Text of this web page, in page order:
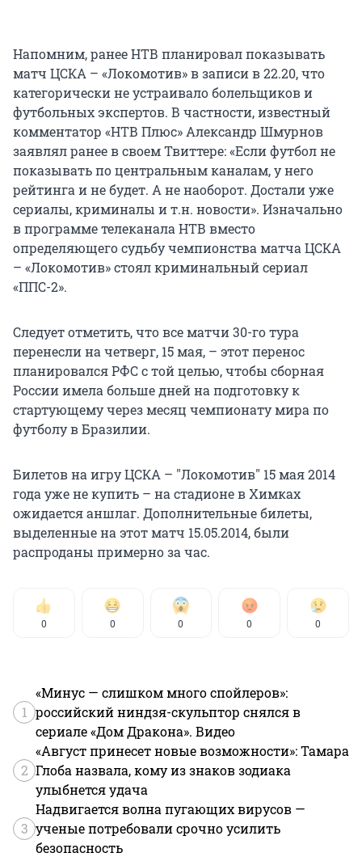
Напомним, ранее НТВ планировал показывать
матч ЦСКА – «Локомотив» в записи в 22.20, что
категорически не устраивало болельщиков и
футбольных экспертов. В частности, известный
комментатор «НТВ Плюс» Александр Шмурнов
заявлял ранее в своем Твиттере: «Если футбол не
показывать по центральным каналам, у него
рейтинга и не будет. А не наоборот. Достали уже
сериалы, криминалы и т.н. новости». Изначально
в программе телеканала НТВ вместо
определяющего судьбу чемпионства матча ЦСКА
– «Локомотив» стоял криминальный сериал
«ППС-2».
Следует отметить, что все матчи 30-го тура
перенесли на четверг, 15 мая, – этот перенос
планировался РФС с той целью, чтобы сборная
России имела больше дней на подготовку к
стартующему через месяц чемпионату мира по
футболу в Бразилии.
Билетов на игру ЦСКА – "Локомотив" 15 мая 2014
года уже не купить – на стадионе в Химках
ожидается аншлаг. Дополнительные билеты,
выделенные на этот матч 15.05.2014, были
распроданы примерно за час.
0 0 0 0 0
1
«Минус — слишком много спойлеров»:
российский ниндзя-скульптор снялся в
сериале «Дом Дракона». Видео
2
«Август принесет новые возможности»: Тамара
Глоба назвала, кому из знаков зодиака
улыбнется удача
3
Надвигается волна пугающих вирусов —
ученые потребовали срочно усилить
безопасность